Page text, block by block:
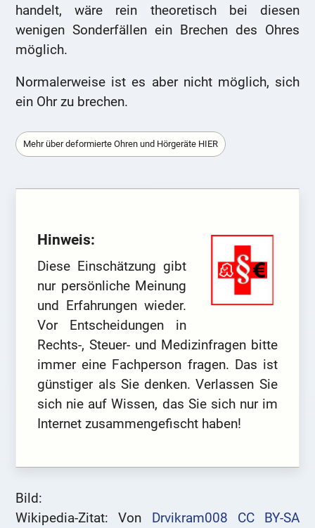
handelt, wäre rein theoretisch bei diesen
wenigen Sonderfällen ein Brechen des Ohres
möglich.
Normalerweise ist es aber nicht möglich, sich
ein Ohr zu brechen.
Mehr über deformierte Ohren und Hörgeräte HIER
Hinweis:
Diese Einschätzung gibt
nur persönliche Meinung
und Erfahrungen wieder.
Vor Entscheidungen in
Rechts-, Steuer- und Medizinfragen bitte
immer eine Fachperson fragen. Das ist
günstiger als Sie denken. Verlassen Sie
sich nie auf Wissen, das Sie sich nur im
Internet zusammengefischt haben!
Bild:
Wikipedia-Zitat: Von Drvikram008
CC BY-SA